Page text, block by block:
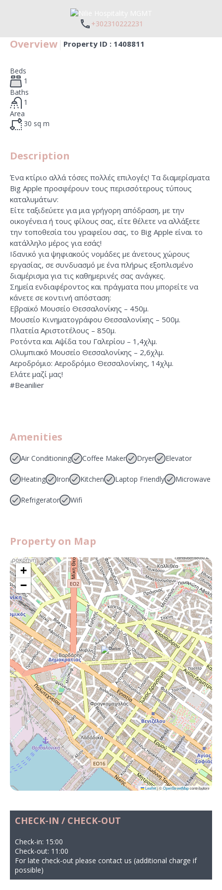
+302310222231
Overview Property ID : 1408811
Beds
1
Baths
1
Area
30 sq m
Description
Ένα κτίριο αλλά τόσες πολλές επιλογές! Τα διαμερίσματα
Big Apple προσφέρουν τους περισσότερους τύπους
καταλυμάτων:
Είτε ταξιδεύετε για μια γρήγορη απόδραση, με την
οικογένεια ή τους φίλους σας, είτε θέλετε να αλλάξετε
την τοποθεσία του γραφείου σας, το Big Apple είναι το
κατάλληλο μέρος για εσάς!
Ιδανικό για ψηφιακούς νομάδες με άνετους χώρους
εργασίας, σε συνδυασμό με ένα πλήρως εξοπλισμένο
διαμέρισμα για τις καθημερινές σας ανάγκες.
Σημεία ενδιαφέροντος και πράγματα που μπορείτε να
κάνετε σε κοντινή απόσταση:
Εβραϊκό Μουσείο Θεσσαλονίκης – 450μ.
Μουσείο Κινηματογράφου Θεσσαλονίκης – 500μ.
Πλατεία Αριστοτέλους – 850μ.
Ροτόντα και Αψίδα του Γαλερίου – 1,4χλμ.
Ολυμπιακό Μουσείο Θεσσαλονίκης – 2,6χλμ.
Αεροδρόμιο: Αεροδρόμιο Θεσσαλονίκης, 14χλμ.
Ελάτε μαζί μας!
#Beanilier
Amenities
Air Conditioning Coffee Maker Dryer Elevator
Heating Iron Kitchen Laptop Friendly Microwave
Refrigerator Wifi
Property on Map
+
−
Leaflet|©OpenStreetMapcontributors
CHECK-IN / CHECK-OUT
Check-in: 15:00
Check-out: 11:00
For late check-out please contact us (additional charge if
possible)